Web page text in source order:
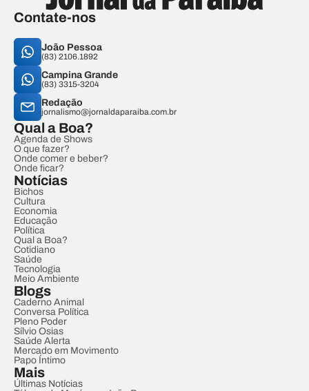
Contate-nos
João Pessoa
(83) 2106.1892
Campina Grande
(83) 3315-3204
Redação
jornalismo@jornaldaparaiba.com.br
Qual a Boa?
Agenda de Shows
O que fazer?
Onde comer e beber?
Onde ficar?
Notícias
Bichos
Cultura
Economia
Educação
Política
Qual a Boa?
Cotidiano
Saúde
Tecnologia
Meio Ambiente
Blogs
Caderno Animal
Conversa Política
Pleno Poder
Sílvio Osias
Saúde Alerta
Mercado em Movimento
Papo Íntimo
Mais
Últimas Notícias